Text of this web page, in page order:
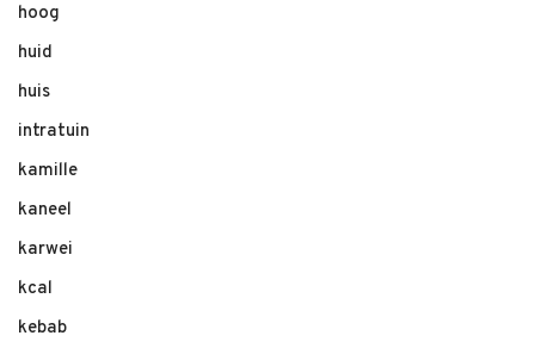
hoog
huid
huis
intratuin
kamille
kaneel
karwei
kcal
kebab